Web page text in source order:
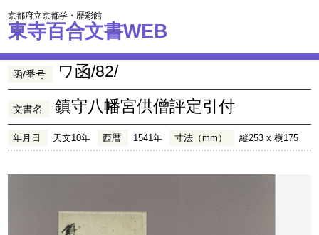
京都府立京都学・歴彩館
東寺百合文書WEB
函/番号 ワ函/82/
文書名 鎮守八幡宮供僧評定引付
年月日 天文10年 西暦 1541年 寸法（mm） 縦253 x 横175